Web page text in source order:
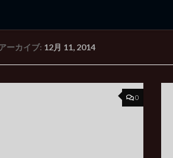
記 3rd Edition
ーカイブ: 12月 11, 2014
0